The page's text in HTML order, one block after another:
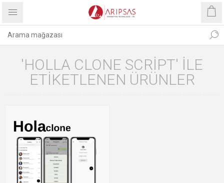
'HOLLA CLONE SCRIPT' ILE
ETIKETLENEN ÜRÜNLER